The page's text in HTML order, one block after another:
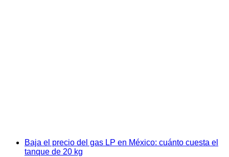
Baja el precio del gas LP en México: cuánto cuesta el
tanque de 20 kg